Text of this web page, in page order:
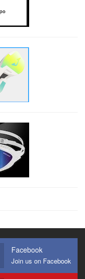
Facebook
Join us on Facebook